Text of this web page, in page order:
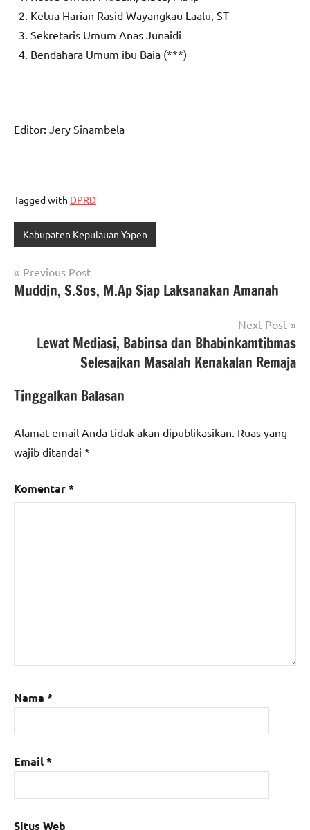
Ketua Harian Rasid Wayangkau Laalu, ST
Sekretaris Umum Anas Junaidi
Bendahara Umum ibu Baia (***)
Editor: Jery Sinambela
Tagged with DPRD
Kabupaten Kepulauan Yapen
Navigasi
pos
Previous Post
Muddin, S.Sos, M.Ap Siap Laksanakan Amanah
Next Post
Lewat Mediasi, Babinsa dan Bhabinkamtibmas
Selesaikan Masalah Kenakalan Remaja
Tinggalkan Balasan
Alamat email Anda tidak akan dipublikasikan. Ruas yang
wajib ditandai *
Komentar*
Nama *
Email*
Situs Web